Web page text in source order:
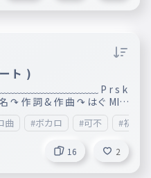
ート )
P r s k
曲 #ボカロ #可不 #初音
16 2